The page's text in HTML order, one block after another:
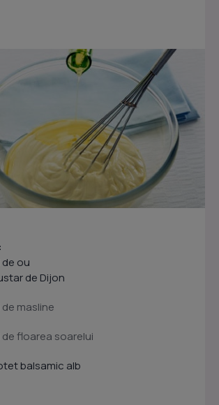
ou
de Dijon
masline
de floarea soarelui
balsamic alb